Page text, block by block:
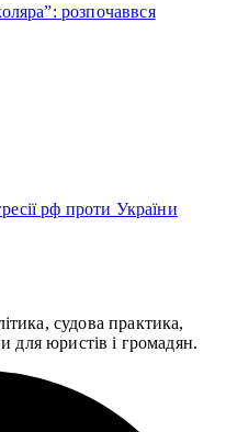
розпочаввся
рф проти України
судова практика,
для юристів і громадян.